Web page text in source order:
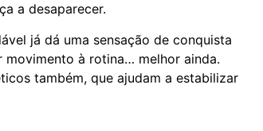
a desaparecer.
já dá uma sensação de conquista
à rotina… melhor ainda.
também, que ajudam a estabilizar